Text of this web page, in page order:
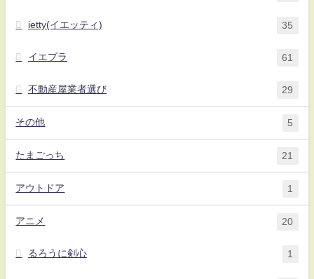
ietty(イエッティ) 35
イエプラ 61
不動産屋業者選び 29
その他 5
たまごっち 21
アウトドア 1
アニメ 20
るろうに剣心 1